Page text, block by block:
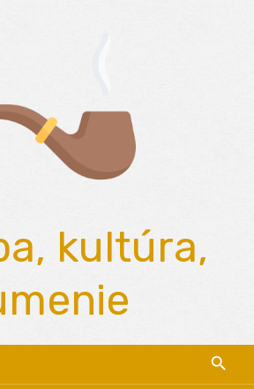
kultúra,